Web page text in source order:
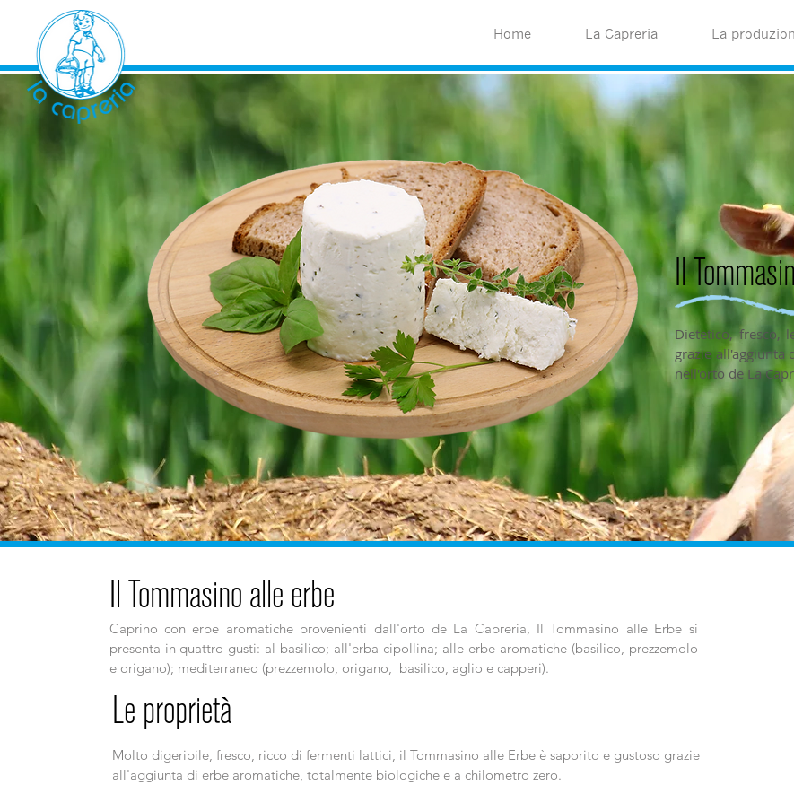
Home La Capreria La
Il
Dietetico, fresco,
grazie all'aggiunta
nell'orto de La
Il Tommasino alle erbe
Caprino con erbe aromatiche provenienti dall'orto de La Capreria, Il Tommasino alle Erbe si
presenta in quattro gusti: al basilico; all'erba cipollina; alle erbe aromatiche (basilico, prezzemolo
e origano); mediterraneo (prezzemolo, origano, basilico, aglio e capperi).
Le proprietà
Molto digeribile, fresco, ricco di fermenti lattici, il Tommasino alle Erbe è saporito e gustoso grazie
all'aggiunta di erbe aromatiche, totalmente biologiche e a chilometro zero.